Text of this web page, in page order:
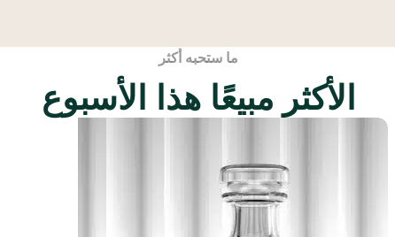
ما ستحبه أكثر
الأكثر مبيعًا هذا الأسبوع